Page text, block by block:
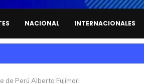
NACIONAL INTERNACIONALES
de Perú Alberto Fujimori